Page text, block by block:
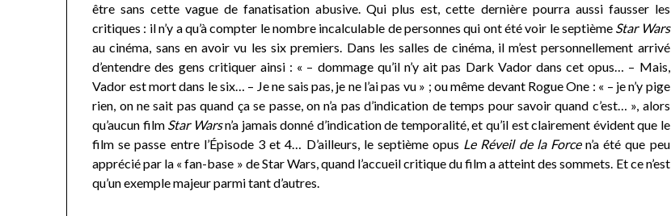
être sans cette vague de fanatisation abusive. Qui plus est, cette dernière pourra aussi fausser les
critiques : il n’y a qu’à compter le nombre incalculable de personnes qui ont été voir le septième Star Wars
au cinéma, sans en avoir vu les six premiers. Dans les salles de cinéma, il m’est personnellement arrivé
d’entendre des gens critiquer ainsi : « – dommage qu’il n’y ait pas Dark Vador dans cet opus… – Mais,
Vador est mort dans le six… – Je ne sais pas, je ne l’ai pas vu » ; ou même devant Rogue One : « – je n’y pige
rien, on ne sait pas quand ça se passe, on n’a pas d’indication de temps pour savoir quand c’est… », alors
qu’aucun film Star Warsn’a jamais donné d’indication de temporalité, et qu’il est clairement évident que le
film se passe entre l’Épisode 3 et 4… D’ailleurs, le septième opus Le Réveil de la Forcen’a été que peu
apprécié par la « fan-base » de Star Wars, quand l’accueil critique du film a atteint des sommets. Et ce n’est
qu’un exemple majeur parmi tant d’autres.